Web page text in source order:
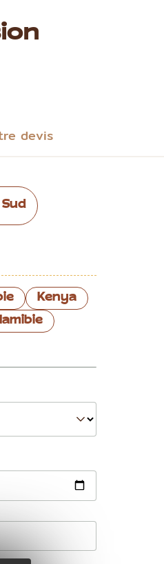
devis
Sud
Kenya